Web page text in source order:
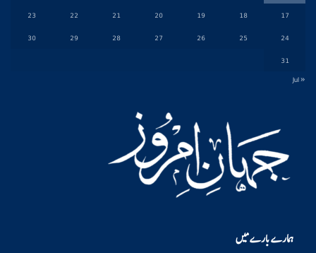
17
18
19
20
21
22
23
24
25
26
27
28
29
30
31
« Jul
ہمارے بارے میں